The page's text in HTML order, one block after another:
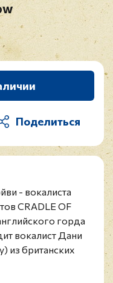
- вокалиста
CRADLE OF
горда
вокалист Дани
из британских
FILTH выпускает